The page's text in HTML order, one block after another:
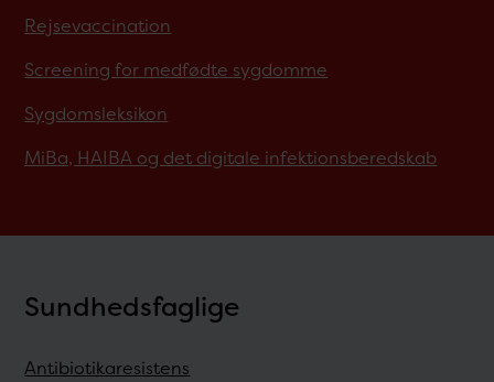
Rejsevaccination
Screening for medfødte sygdomme
Sygdomsleksikon
MiBa, HAIBA og det digitale infektionsberedskab
Sundhedsfaglige
Antibiotikaresistens